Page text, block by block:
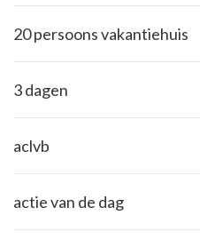
20 persoons vakantiehuis
3 dagen
aclvb
actie van de dag